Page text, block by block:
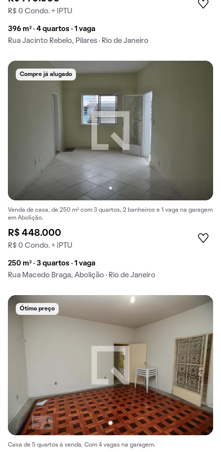
R$ 0 Condo. + IPTU
396 m² · 4 quartos · 1 vaga
Rua Jacinto Rebelo, Pilares · Rio de Janeiro
Compre já alugado
Venda de casa, de 250 m² com 3 quartos, 2 banheiros e 1 vaga na garagem
em Abolição.
R$ 448.000
R$ 0 Condo. + IPTU
250 m² · 3 quartos · 1 vaga
Rua Macedo Braga, Abolição · Rio de Janeiro
Ótimo preço
Casa de 5 quartos à venda. Com 4 vagas na garagem.